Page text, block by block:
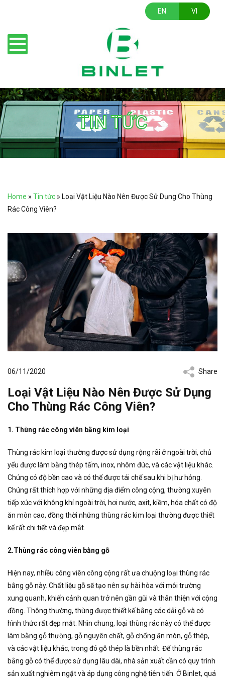
EN VI
TIN TỨC
Home » Tin tức » Loại Vật Liệu Nào Nên Được Sử Dụng Cho Thùng
Rác Công Viên?
06/11/2020 Share
Loại Vật Liệu Nào Nên Được Sử Dụng
Cho Thùng Rác Công Viên?
1. Thùng rác công viên bằng kim loại
Thùng rác kim loại thường được sử dụng rộng rãi ở ngoài trời, chủ
yếu được làm bằng thép tấm, inox, nhôm đúc, và các vật liệu khác.
Chúng có độ bền cao và có thể được tái chế sau khi bị hư hỏng.
Chúng rất thích hợp với những địa điểm công cộng, thường xuyên
tiếp xúc với không khí ngoài trời, hơi nước, axit, kiềm, hóa chất có độ
ăn mòn cao, đồng thời những thùng rác kim loại thường được thiết
kế rất chi tiết và đẹp mắt.
2.Thùng rác công viên bằng gỗ
Hiện nay, nhiều công viên công cộng rất ưa chuộng loại thùng rác
bằng gỗ này. Chất liệu gỗ sẽ tạo nên sự hài hòa với môi trường
xung quanh, khiến cảnh quan trở nên gần gũi và thân thiện với cộng
đồng. Thông thường, thùng được thiết kế bằng các dải gỗ và có
hình thức rất đẹp mắt. Nhìn chung, loại thùng rác này có thể được
làm bằng gỗ thường, gỗ nguyên chất, gỗ chống ăn mòn, gỗ thép,
và các vật liệu khác, trong đó gỗ thép là bền nhất. Để thùng rác
bằng gỗ có thể được sử dụng lâu dài, nhà sản xuất cần có quy trình
sản xuất nghiêm ngặt và áp dụng công nghệ tiên tiến. Ở Binlet, quá